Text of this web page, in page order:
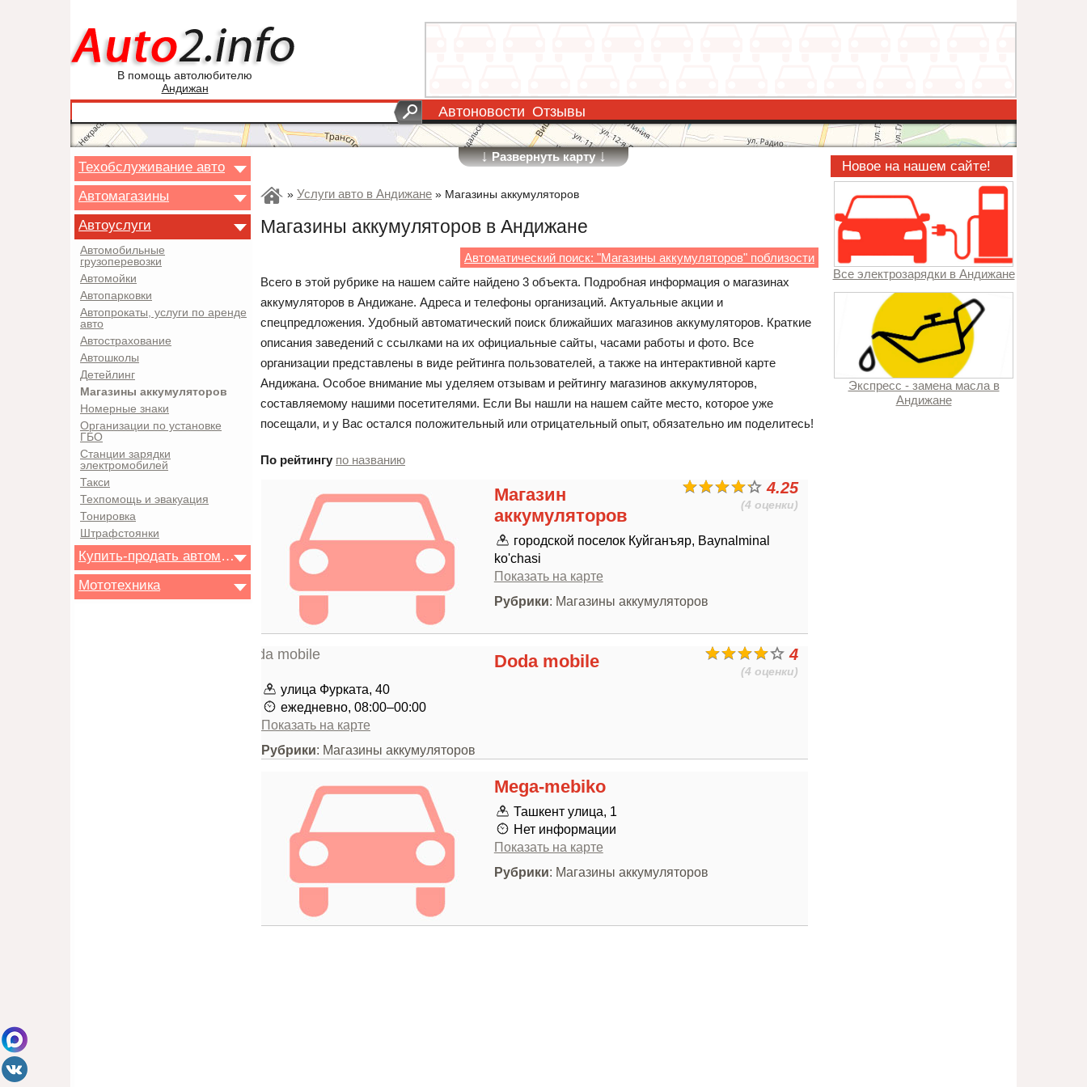
В помощь автолюбителю
Андижан
Автоновости Отзывы
↓Развернуть карту↓
Техобслуживание авто
Автомагазины
Автоуслуги
Автомобильные
грузоперевозки
Автомойки
Автопарковки
Автопрокаты, услуги по аренде
авто
Автострахование
Автошколы
Детейлинг
Магазины аккумуляторов
Номерные знаки
Организации по установке
ГБО
Станции зарядки
электромобилей
Такси
Техпомощь и эвакуация
Тонировка
Штрафстоянки
Купить-продать автомобиль
Мототехника
» Услуги авто в Андижане » Магазины аккумуляторов
Магазины аккумуляторов в Андижане
Автоматический поиск: "Магазины аккумуляторов" поблизости
Всего в этой рубрике на нашем сайте найдено 3 объекта. Подробная информация о магазинах
аккумуляторов в Андижане. Адреса и телефоны организаций. Актуальные акции и
спецпредложения. Удобный автоматический поиск ближайших магазинов аккумуляторов. Краткие
описания заведений с ссылками на их официальные сайты, часами работы и фото. Все
организации представлены в виде рейтинга пользователей, а также на интерактивной карте
Андижана. Особое внимание мы уделяем отзывам и рейтингу магазинов аккумуляторов,
составляемому нашими посетителями. Если Вы нашли на нашем сайте место, которое уже
посещали, и у Вас остался положительный или отрицательный опыт, обязательно им поделитесь!
По рейтингу по названию
4.25
(4 оценки)
Магазин
аккумуляторов
городской поселок Куйганъяр, Baynalminal
ko'chasi
Показать на карте
Рубрики: Магазины аккумуляторов
4
(4 оценки)
Doda mobile
улица Фурката, 40
ежедневно, 08:00–00:00
Показать на карте
Рубрики: Магазины аккумуляторов
Mega-mebiko
Ташкент улица, 1
Нет информации
Показать на карте
Рубрики: Магазины аккумуляторов
Новое на нашем сайте!
Все электрозарядки в Андижане
Экспресс - замена масла в
Андижане